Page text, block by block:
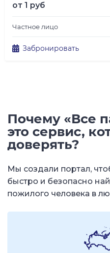
от 1 руб
Частное лицо
Забронировать
Почему «Все
это сервис,
доверять?
Мы создали портал,
быстро и безопасно
пожилого человека в